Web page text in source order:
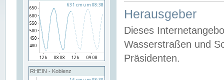
RHEIN - Koblenz
Herausgeber
Dieses
Wasserstraßen und
Präsidenten.